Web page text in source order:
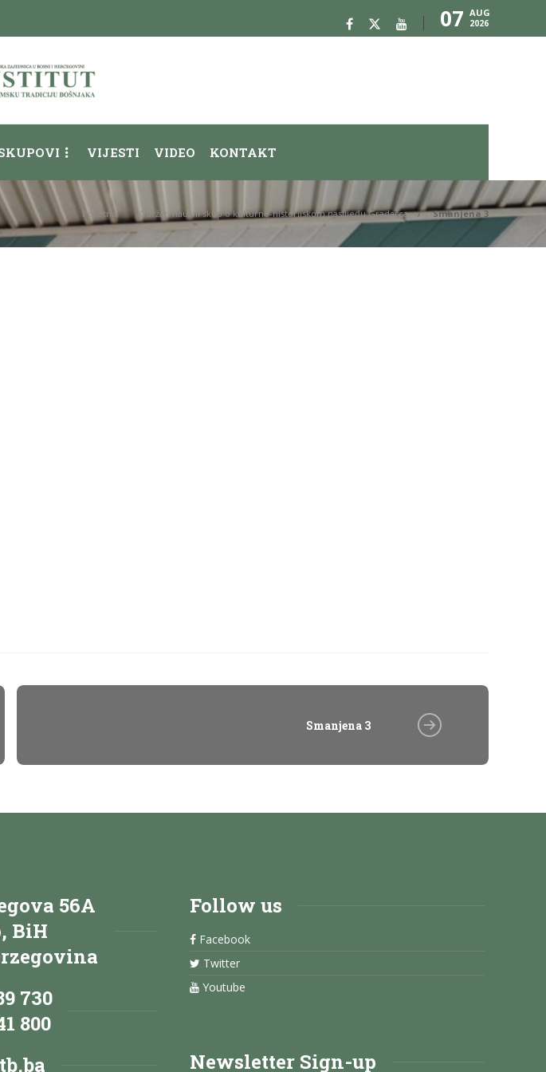
07 AUG
2026
VIJESTI VIDEO KONTAKT
Početna Održan naučni skup o kulturno-historijskom naslijeđu Gradačca Smanjena 3
Smanjena 3
56A
BiH
730
800
Follow us
Facebook
Twitter
Youtube
Newsletter Sign-up